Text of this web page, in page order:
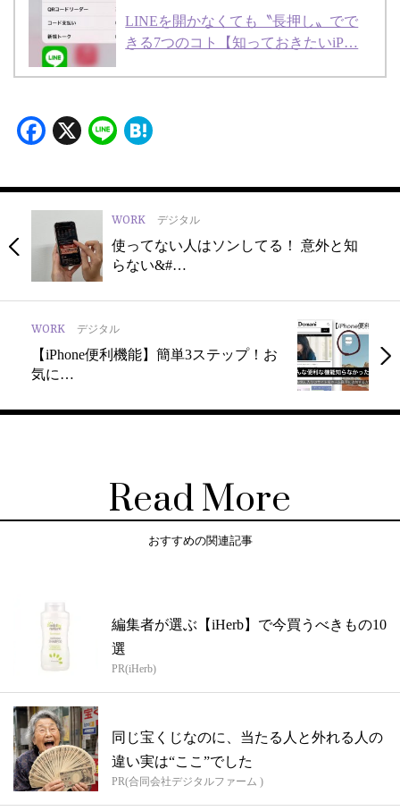
LINEを開かなくても〝長押し〟でで
きる7つのコト【知っておきたいiP…
Facebook
X Line
WORK デジタル
使ってない人はソンしてる！ 意外と知
らない&#…
WORK デジタル
【iPhone便利機能】簡単3ステップ！お
気に…
Read More
おすすめの関連記事
編集者が選ぶ【iHerb】で今買うべきもの10
選
PR(iHerb)
同じ宝くじなのに、当たる人と外れる人の
違い実は“ここ”でした
PR(合同会社デジタルファーム )